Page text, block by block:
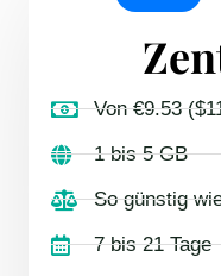
Von €9.53
1 bis 5 GB
So günstig
7 bis 21 Tage